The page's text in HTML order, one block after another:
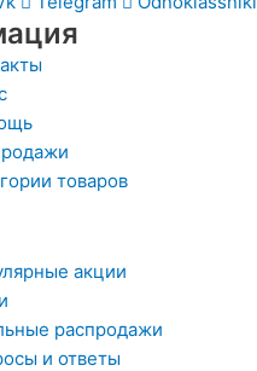
товаров
акции
распродажи
и ответы